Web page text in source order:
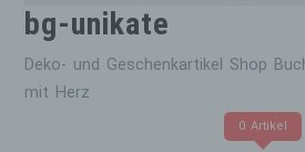
bg-unikate
Deko- und Geschenkartikel Shop
mit Herz
0 Artikel